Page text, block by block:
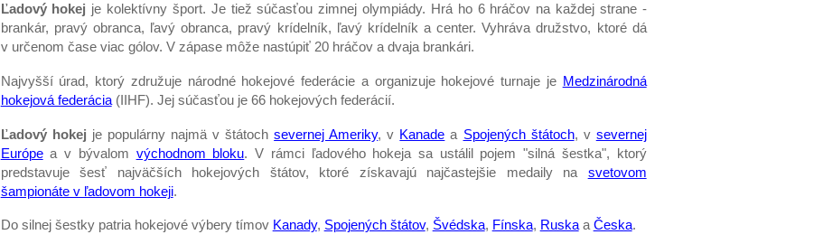
Ľadový hokej je kolektívny šport. Je tiež súčasťou zimnej olympiády. Hrá ho 6 hráčov na každej strane -
brankár, pravý obranca, ľavý obranca, pravý krídelník, ľavý krídelník a center. Vyhráva družstvo, ktoré dá
v určenom čase viac gólov. V zápase môže nastúpiť 20 hráčov a dvaja brankári.
Najvyšší úrad, ktorý združuje národné hokejové federácie a organizuje hokejové turnaje je Medzinárodná
hokejová federácia(IIHF). Jej súčasťou je 66 hokejových federácií.
Ľadový hokej je populárny najmä v štátochsevernej Ameriky, v Kanade a Spojených štátoch, v severnej
Európea v bývalom východnom bloku. V rámci ľadového hokeja sa ustálil pojem "silná šestka", ktorý
predstavuje šesť najväčších hokejových štátov, ktoré získavajú najčastejšie medaily na svetovom
šampionáte v ľadovom hokeji.
Do silnej šestky patria hokejové výbery tímov Kanady, Spojených štátov, Švédska, Fínska, RuskaaČeska.